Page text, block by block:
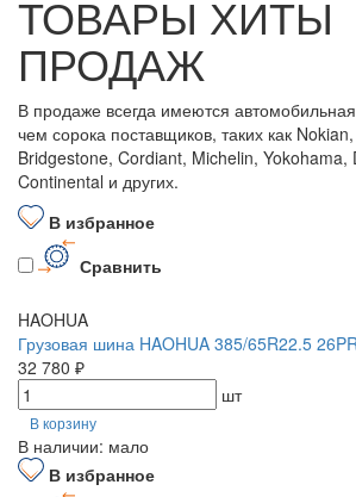
ТОВАРЫ ХИТЫ
ПРОДАЖ
В продаже всегда имеются
чем сорока поставщиков, таких как
Bridgestone, Cordiant, Michelin, Yokohama,
Continental и других.
В избранное
Сравнить
HAOHUA
Грузовая шина HAOHUA 385/65R22.5
32 780 ₽
шт
В корзину
В наличии: мало
В избранное